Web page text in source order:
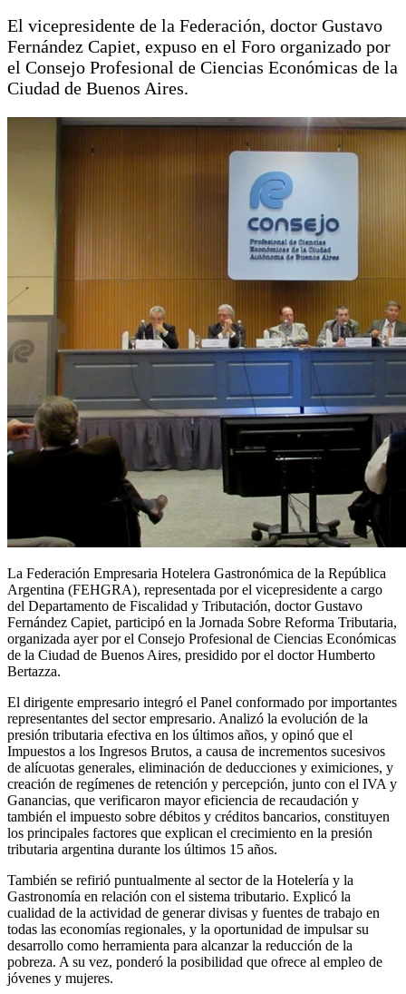
El vicepresidente de la Federación, doctor Gustavo
Fernández Capiet, expuso en el Foro organizado por
el Consejo Profesional de Ciencias Económicas de la
Ciudad de Buenos Aires.
La Federación Empresaria Hotelera Gastronómica de la República
Argentina (FEHGRA), representada por el vicepresidente a cargo
del Departamento de Fiscalidad y Tributación, doctor Gustavo
Fernández Capiet, participó en la Jornada Sobre Reforma Tributaria,
organizada ayer por el Consejo Profesional de Ciencias Económicas
de la Ciudad de Buenos Aires, presidido por el doctor Humberto
Bertazza.
El dirigente empresario integró el Panel conformado por importantes
representantes del sector empresario. Analizó la evolución de la
presión tributaria efectiva en los últimos años, y opinó que el
Impuestos a los Ingresos Brutos, a causa de incrementos sucesivos
de alícuotas generales, eliminación de deducciones y eximiciones, y
creación de regímenes de retención y percepción, junto con el IVA y
Ganancias, que verificaron mayor eficiencia de recaudación y
también el impuesto sobre débitos y créditos bancarios, constituyen
los principales factores que explican el crecimiento en la presión
tributaria argentina durante los últimos 15 años.
También se refirió puntualmente al sector de la Hotelería y la
Gastronomía en relación con el sistema tributario. Explicó la
cualidad de la actividad de generar divisas y fuentes de trabajo en
todas las economías regionales, y la oportunidad de impulsar su
desarrollo como herramienta para alcanzar la reducción de la
pobreza. A su vez, ponderó la posibilidad que ofrece al empleo de
jóvenes y mujeres.